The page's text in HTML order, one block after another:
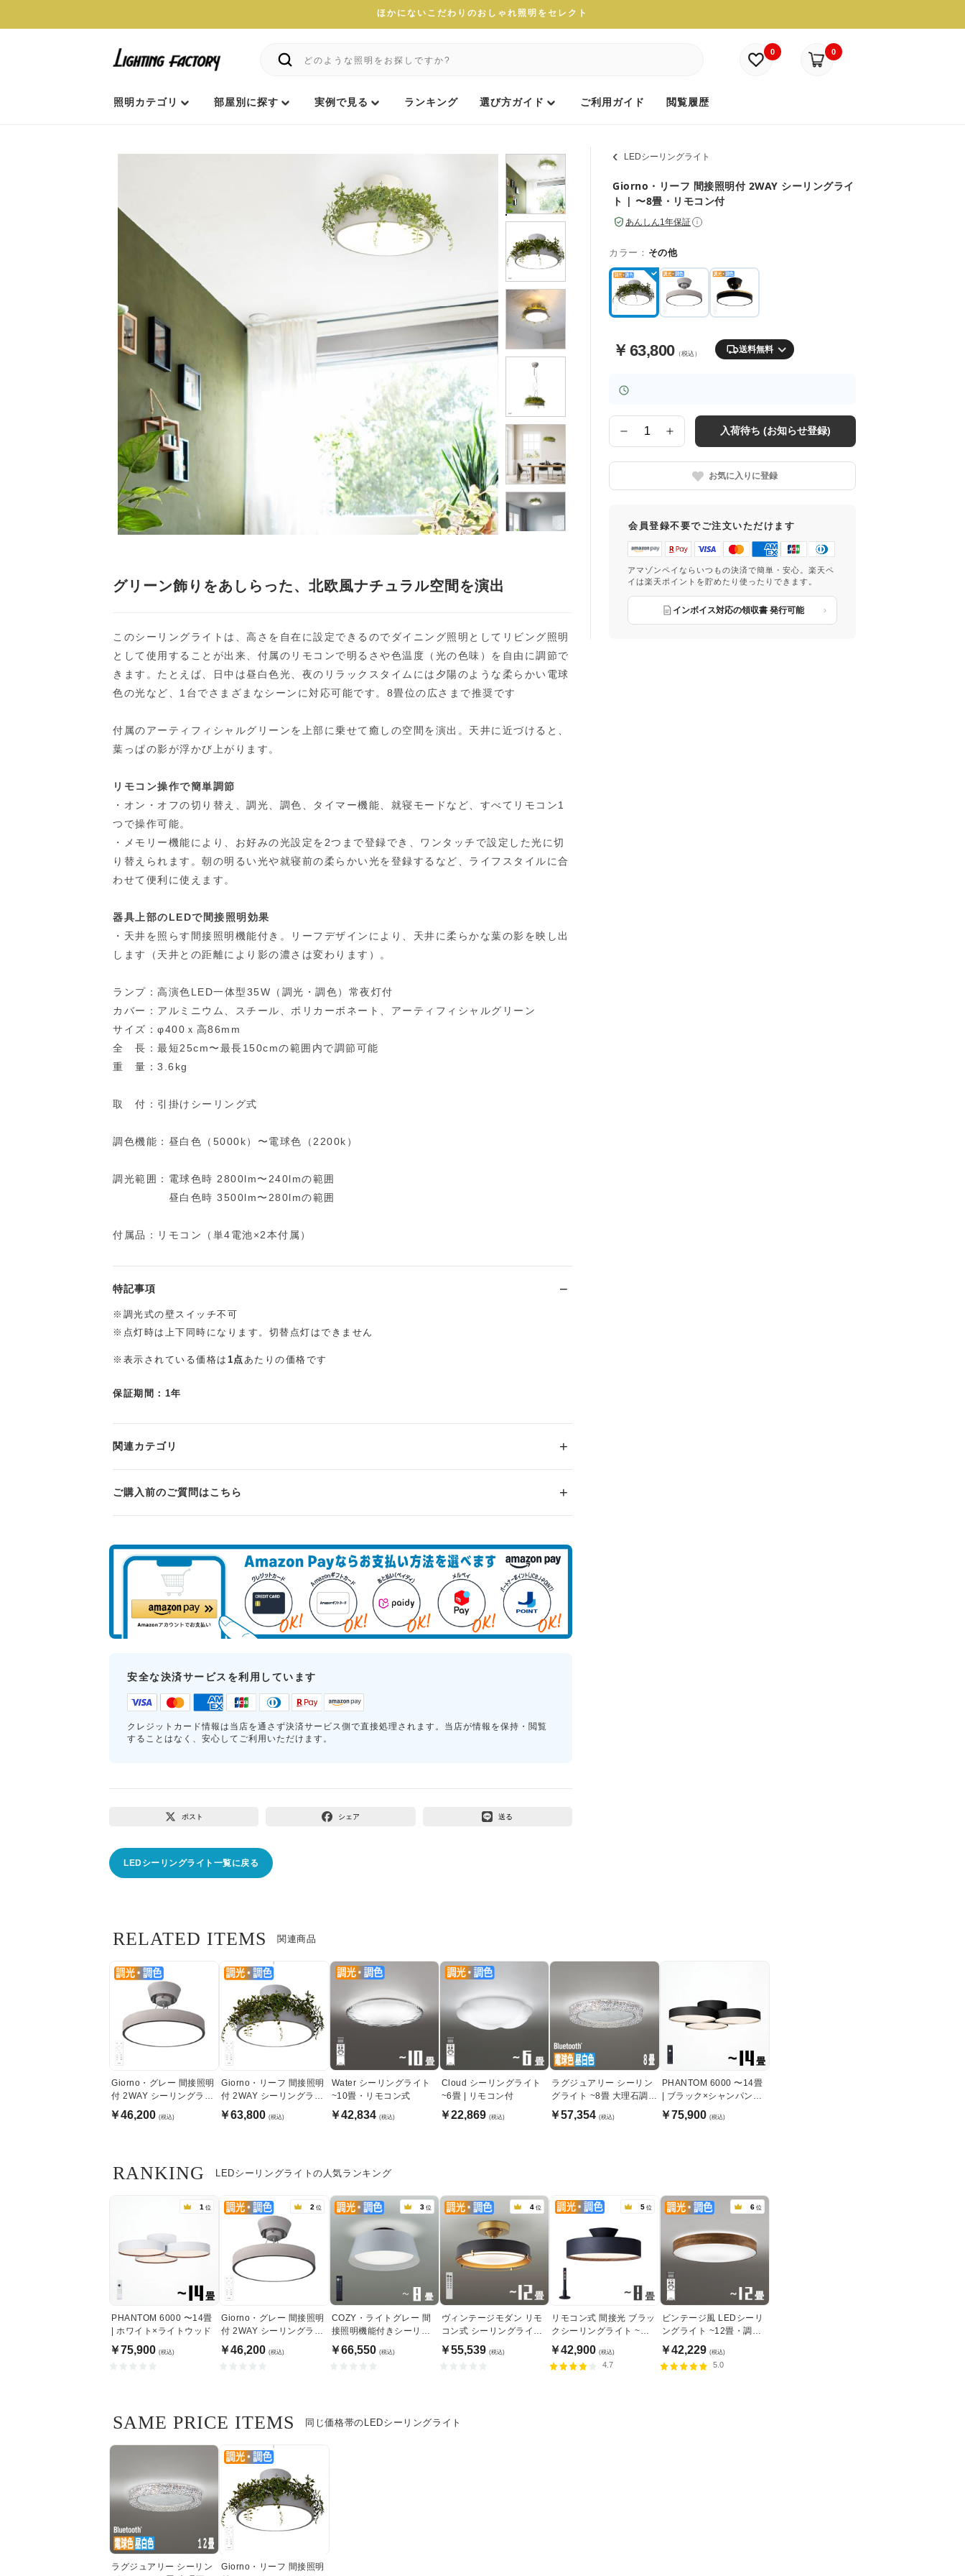
ほかにないこだわりのおしゃれ照明をセレクト
0 0
照明カテゴリ 部屋別に探す 実例で見る ランキング 選び方ガイド ご利用ガイド 閲覧履歴
LEDシーリングライト
Giorno・リーフ 間接照明付 2WAY シーリングライ
ト | 〜8畳・リモコン付
あんしん1年保証 i
カラー： その他
￥ 63,800（税込） 送料無料
数
量
入荷待ち (お知らせ登録)
お気に入りに登録
会員登録不要でご注文いただけます
アマゾンペイならいつもの決済で簡単・安心。楽天ペ
イは楽天ポイントを貯めたり使ったりできます。
インボイス対応の領収書 発行可能
グリーン飾りをあしらった、北欧風ナチュラル空間を演出
このシーリングライトは、高さを自在に設定できるのでダイニング照明としてリビング照明
として使用することが出来、付属のリモコンで明るさや色温度（光の色味）を自由に調節で
きます。たとえば、日中は昼白色光、夜のリラックスタイムには夕陽のような柔らかい電球
色の光など、1台でさまざまなシーンに対応可能です。8畳位の広さまで推奨です
付属のアーティフィシャルグリーンを上部に乗せて癒しの空間を演出。天井に近づけると、
葉っぱの影が浮かび上がります。
リモコン操作で簡単調節
・オン・オフの切り替え、調光、調色、タイマー機能、就寝モードなど、すべてリモコン1
つで操作可能。
・メモリー機能により、お好みの光設定を2つまで登録でき、ワンタッチで設定した光に切
り替えられます。朝の明るい光や就寝前の柔らかい光を登録するなど、ライフスタイルに合
わせて便利に使えます。
器具上部のLEDで間接照明効果
・天井を照らす間接照明機能付き。リーフデザインにより、天井に柔らかな葉の影を映し出
します（天井との距離により影の濃さは変わります）。
ランプ：高演色LED一体型35W（調光・調色）常夜灯付
カバー：アルミニウム、スチール、ポリカーボネート、アーティフィシャルグリーン
サイズ：φ400ｘ高86mm
全 長：最短25cm〜最長150cmの範囲内で調節可能
重 量：3.6kg
取 付：引掛けシーリング式
調色機能：昼白色（5000k）〜電球色（2200k）
調光範囲：電球色時 2800lm〜240lmの範囲
昼白色時 3500lm〜280lmの範囲
付属品：リモコン（単4電池×2本付属）
特記事項
※調光式の壁スイッチ不可
※点灯時は上下同時になります。切替点灯はできません
※表示されている価格は 1点あたりの価格です
保証期間：1年
関連カテゴリ
ご購入前のご質問はこちら
安全な決済サービスを利用しています
クレジットカード情報は当店を通さず決済サービス側で直接処理されます。当店が情報を保持・閲覧
することはなく、安心してご利用いただけます。
ポスト シェア 送る
LEDシーリングライト一覧に戻る
関連商品
RELATED ITEMS
Giorno・グレー 間接照明
付 2WAY シーリングライ
ト | 〜8畳・リモコン付
￥46,200 (税込)
Giorno・リーフ 間接照明
付 2WAY シーリングライ
ト | 〜8畳・リモコン付
￥63,800 (税込)
Water シーリングライト
~10畳・リモコン式
￥42,834 (税込)
Cloud シーリングライト
~6畳 | リモコン付
￥22,869 (税込)
ラグジュアリー シーリン
グライト ~8畳 大理石調・
Bluetooth対応
￥57,354 (税込)
PHANTOM 6000 〜14畳
| ブラック×シャンパンゴ
ールド
￥75,900 (税込)
LEDシーリングライトの人気ランキング
RANKING
1 位
PHANTOM 6000 〜14畳
| ホワイト×ライトウッド
￥75,900 (税込)
2 位
Giorno・グレー 間接照明
付 2WAY シーリングライ
ト | 〜8畳・リモコン付
￥46,200 (税込)
3 位
COZY・ライトグレー 間
接照明機能付きシーリン
グライト｜〜8畳
￥66,550 (税込)
4 位
ヴィンテージモダン リモ
コン式 シーリングライト
~12畳・ブラック色
￥55,539 (税込)
5 位
リモコン式 間接光 ブラッ
クシーリングライト ~８
畳・各２種
￥42,900 (税込)
4.7
6 位
ビンテージ風 LEDシーリ
ングライト ~12畳・調光
調色リモコン式
￥42,229 (税込)
5.0
同じ価格帯のLEDシーリングライト
SAME PRICE ITEMS
ラグジュアリー シーリン
Giorno・リーフ 間接照明